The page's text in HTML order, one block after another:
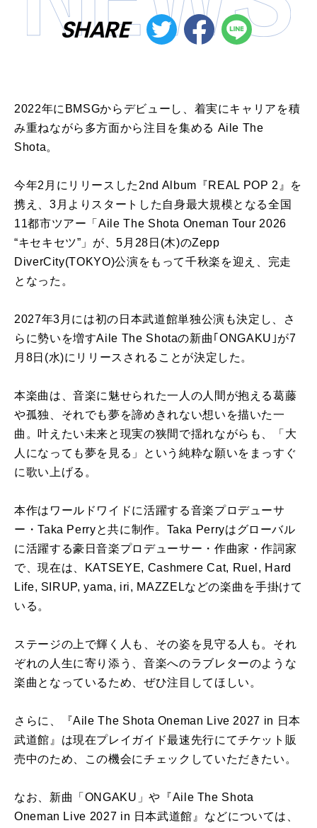
SHARE
2022年にBMSGからデビューし、着実にキャリアを積
み重ねながら多方面から注目を集める Aile The
Shota。
今年2月にリリースした2nd Album『REAL POP 2』を
携え、3月よりスタートした自身最大規模となる全国
11都市ツアー「Aile The Shota Oneman Tour 2026
“キセキセツ”」が、5月28日(木)のZepp
DiverCity(TOKYO)公演をもって千秋楽を迎え、完走
となった。
2027年3月には初の日本武道館単独公演も決定し、さ
らに勢いを増すAile The Shotaの新曲｢ONGAKU｣が7
月8日(水)にリリースされることが決定した。
本楽曲は、音楽に魅せられた一人の人間が抱える葛藤
や孤独、それでも夢を諦めきれない想いを描いた一
曲。叶えたい未来と現実の狭間で揺れながらも、「大
人になっても夢を見る」という純粋な願いをまっすぐ
に歌い上げる。
本作はワールドワイドに活躍する音楽プロデューサ
ー・Taka Perryと共に制作。Taka Perryはグローバル
に活躍する豪日音楽プロデューサー・作曲家・作詞家
で、現在は、KATSEYE, Cashmere Cat, Ruel, Hard
Life, SIRUP, yama, iri, MAZZELなどの楽曲を手掛けて
いる。
ステージの上で輝く人も、その姿を見守る人も。それ
ぞれの人生に寄り添う、音楽へのラブレターのような
楽曲となっているため、ぜひ注目してほしい。
さらに、『Aile The Shota Oneman Live 2027 in 日本
武道館』は現在プレイガイド最速先行にてチケット販
売中のため、この機会にチェックしていただきたい。
なお、新曲「ONGAKU」や『Aile The Shota
Oneman Live 2027 in 日本武道館』などについては、